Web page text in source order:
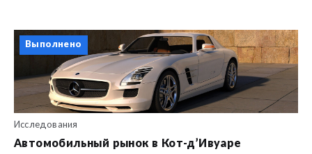
Выполнено
Исследования
Автомобильный рынок в Кот-д’Ивуаре